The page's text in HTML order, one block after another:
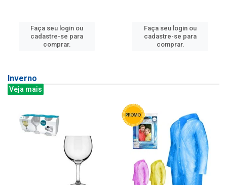
Faça seu login ou
cadastre-se para
comprar.
Faça seu login ou
cadastre-se para
comprar.
Inverno
Veja mais